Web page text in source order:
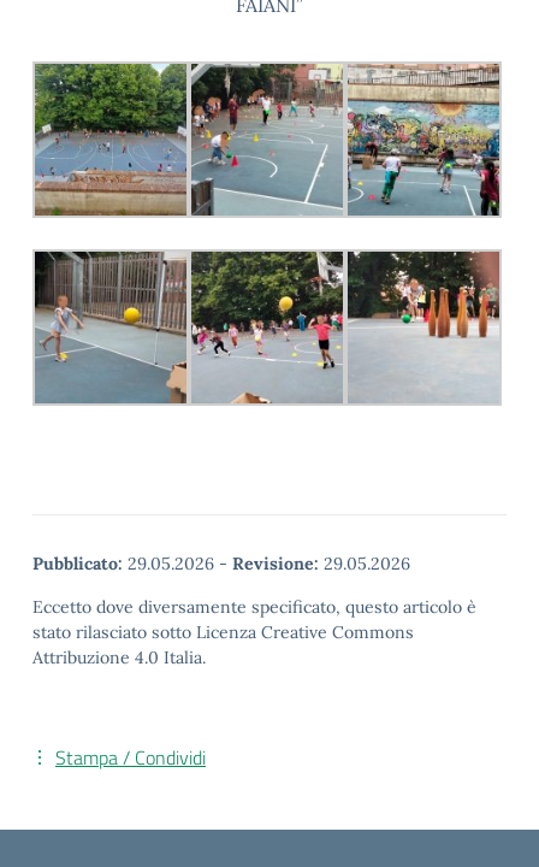
FAIANI”
Pubblicato: 29.05.2026 - Revisione: 29.05.2026
Eccetto dove diversamente specificato, questo articolo è
stato rilasciato sotto Licenza Creative Commons
Attribuzione 4.0 Italia.
Stampa / Condividi